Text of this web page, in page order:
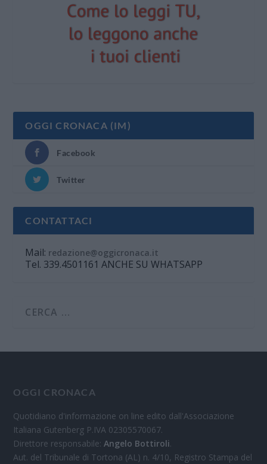
OGGI CRONACA (IM)
Facebook
Twitter
CONTATTACI
Mail: redazione@oggicronaca.it
Tel. 339.4501161 ANCHE SU WHATSAPP
OGGI CRONACA
Quotidiano d'informazione on line edito dall'Associazione
Italiana Gutenberg P.IVA 02305570067.
Direttore responsabile:Angelo Bottiroli.
Aut. del Tribunale di Tortona (AL) n. 4/10, Registro Stampa del